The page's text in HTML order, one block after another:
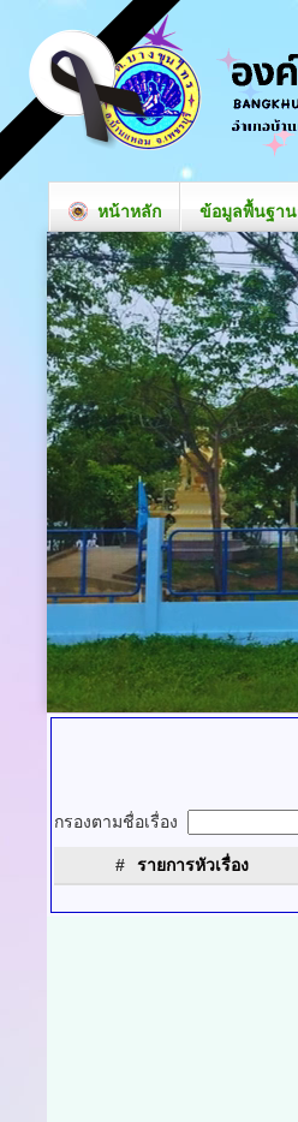
หน้าหลัก ข้อมูลพื้นฐาน
กรองตามชื่อเรื่อง
# รายการหัวเรื่อง